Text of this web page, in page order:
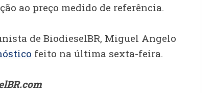
ao preço medido de referência.
de BiodieselBR, Miguel Angelo
feito na última sexta-feira.